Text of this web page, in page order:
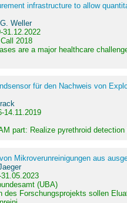
infrastructure to allow
Weller
31.12.2022
2018
are a major healthcare
für den Nachweis von
14.11.2019
part: Realize pyrethroid
Mikroverunreinigungen aus
(UBA)
des Forschungsprojekts sollen